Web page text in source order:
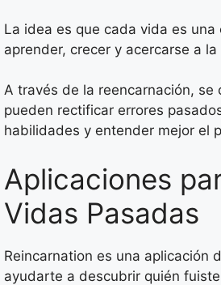
La idea es que cada vida es
aprender, crecer y acercarse a
A través de la reencarnación, se
pueden rectificar errores
habilidades y entender mejor el
Aplicaciones
Vidas Pasadas
Reincarnation es una aplicación
ayudarte a descubrir quién